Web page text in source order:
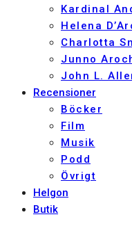
Kardinal
Helena
Charlotta
Junno
John L.
Recensioner
Böcker
Film
Musik
Podd
Övrigt
Helgon
Butik